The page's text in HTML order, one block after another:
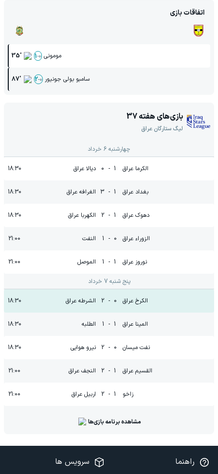
اتفاقات بازی
35' 0
-
1 مومونی
87' 0
-
2 سامبو بولی جونیور
بازی‌های هفته37
لیگ ستارگان عراق
چهارشنبه 6 خرداد
الکرما عراق 1
-
0 دیالا عراق 18:30
بغداد عراق 1
-
3 الغرافه عراق 18:30
دهوک عراق 1
-
2 الکهربا عراق 18:30
الزوراء عراق 0
-
1 النفت 21:00
نوروز عراق 1
-
1 الموصل 21:00
پنج شنبه 7 خرداد
الکرخ عراق 0
-
2 الشرطه عراق 18:30
المینا عراق 1
-
1 الطلبه 18:30
نفت میسان 0
-
2 نیرو هوایی 18:30
القسیم عراق 1
-
2 النجف عراق 21:00
زاخو 1
-
2 اربیل عراق 21:00
مشاهده برنامه بازی‌ها
راهنما سرویس ها